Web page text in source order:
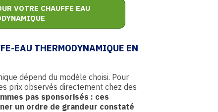
VOTRE CHAUFFE EAU
EAU THERMODYNAMIQUE EN
dépend du modèle choisi. Pour
prix observés directement chez des
pas sponsorisés : ces
un ordre de grandeur constaté